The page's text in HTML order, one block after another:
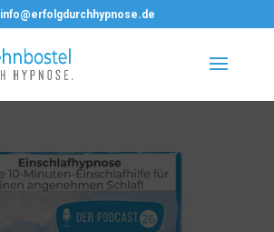
info@erfolgdurchhypnose.de